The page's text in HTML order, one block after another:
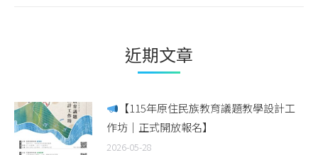
近期文章
【115年原住民族教育議題教學設計工
作坊｜正式開放報名】
2026-05-28